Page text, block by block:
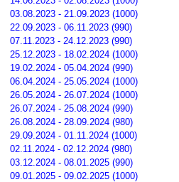
03.08.2023 - 21.09.2023 (1000)
22.09.2023 - 06.11.2023 (990)
07.11.2023 - 24.12.2023 (990)
25.12.2023 - 18.02.2024 (1000)
19.02.2024 - 05.04.2024 (990)
06.04.2024 - 25.05.2024 (1000)
26.05.2024 - 26.07.2024 (1000)
26.07.2024 - 25.08.2024 (990)
26.08.2024 - 28.09.2024 (980)
29.09.2024 - 01.11.2024 (1000)
02.11.2024 - 02.12.2024 (980)
03.12.2024 - 08.01.2025 (990)
09.01.2025 - 09.02.2025 (1000)